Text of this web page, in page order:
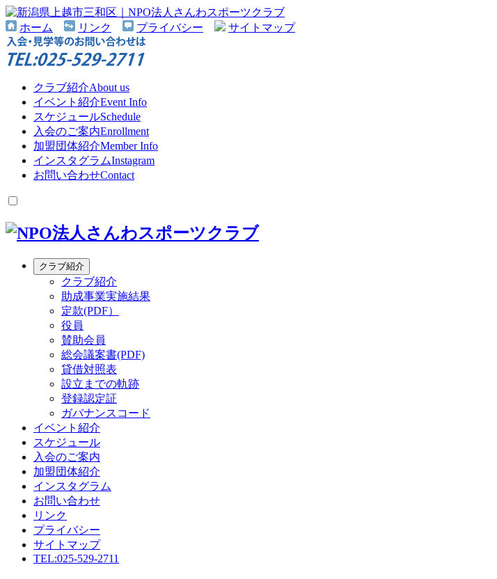
ホーム リンク プライバシー サイトマップ
クラブ紹介About us
イベント紹介Event Info
スケジュールSchedule
入会のご案内Enrollment
加盟団体紹介Member Info
インスタグラムInstagram
お問い合わせContact
クラブ紹介
クラブ紹介
助成事業実施結果
定款(PDF）
役員
賛助会員
総会議案書(PDF)
貸借対照表
設立までの軌跡
登録認定証
ガバナンスコード
イベント紹介
スケジュール
入会のご案内
加盟団体紹介
インスタグラム
お問い合わせ
リンク
プライバシー
サイトマップ
TEL:025-529-2711